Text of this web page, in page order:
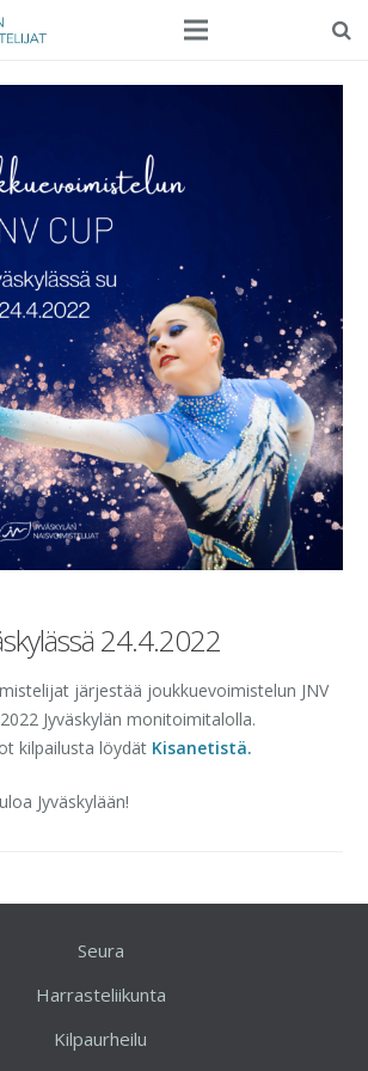
24.4.2022
järjestää joukkuevoimistelun JNV
Jyväskylän monitoimitalolla.
kilpailusta löydät Kisanetistä.
Jyväskylään!
Seura
Harrasteliikunta
Kilpaurheilu